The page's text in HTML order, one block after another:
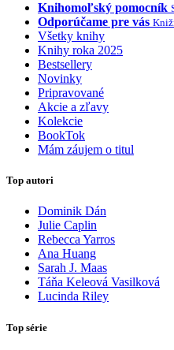
Knihomoľský pomocník
Odporúčame pre vás
Všetky knihy
Knihy roka 2025
Bestsellery
Novinky
Pripravované
Akcie a zľavy
Kolekcie
BookTok
Mám záujem o titul
Top autori
Dominik Dán
Julie Caplin
Rebecca Yarros
Ana Huang
Sarah J. Maas
Táňa Keleová Vasilková
Lucinda Riley
Top série